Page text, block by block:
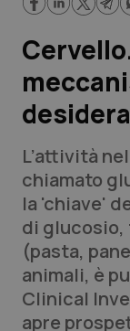
Lavoro e
Scienza e
Studi e Analisi
Lettere al
Edizioni
QS Pro
L’attività
chiamato
la 'chiave'
di glucosio,
(pasta,
animali, è
Clinical
apre